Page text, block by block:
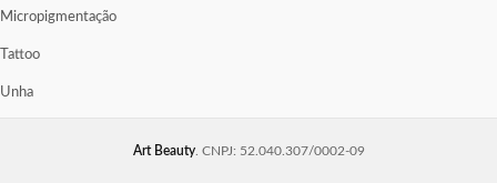
Micropigmentação
Tattoo
Unha
Art Beauty. CNPJ: 52.040.307/0002-09